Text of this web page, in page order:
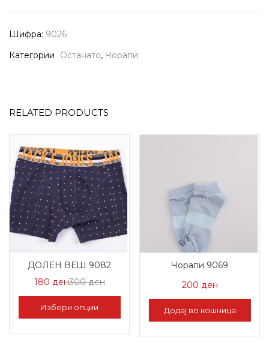
Шифра: 9026
Категории
Останато, Чорапи
RELATED PRODUCTS
ДОЛЕН ВЕШ 9082
180 денЦена
на
Попуст:
300денНормална
Цена
Избери опции
Чорапи 9069
200 ден
Додај во кошница